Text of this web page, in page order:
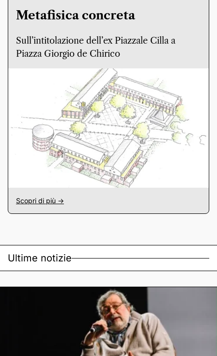
Metafisica concreta
Sull’intitolazione dell’ex Piazzale Cilla a
Piazza Giorgio de Chirico
Scopri di più ->
Ultime notizie